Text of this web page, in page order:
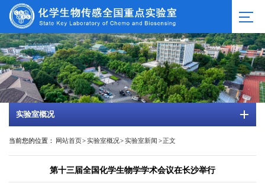
实验室概况
当前您的位置： 网站首页>实验室概况>实验室新闻 > 正文
第十三届全国化学生物学学术会议在长沙举行